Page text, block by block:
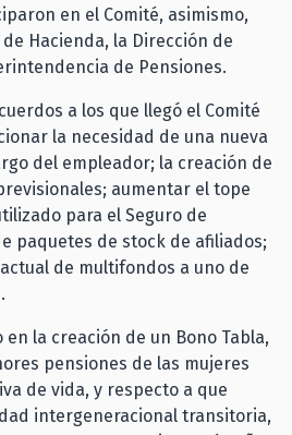
en el Comité, asimismo,
Hacienda, la Dirección de
de Pensiones.
a los que llegó el Comité
la necesidad de una nueva
del empleador; la creación de
aumentar el tope
para el Seguro de
paquetes de stock de afiliados;
de multifondos a uno de
la creación de un Bono Tabla,
pensiones de las mujeres
de vida, y respecto a que
intergeneracional transitoria,